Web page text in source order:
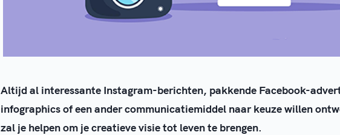
Altijd al interessante Instagram-berichten, pakkende Facebook-
infographics of een ander communicatiemiddel naar keuze willen
zal je helpen om je creatieve visie tot leven te brengen.